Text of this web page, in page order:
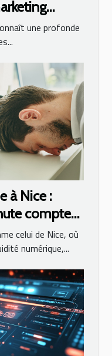
une profonde
à Nice :
compte
celui de Nice, où
numérique,...